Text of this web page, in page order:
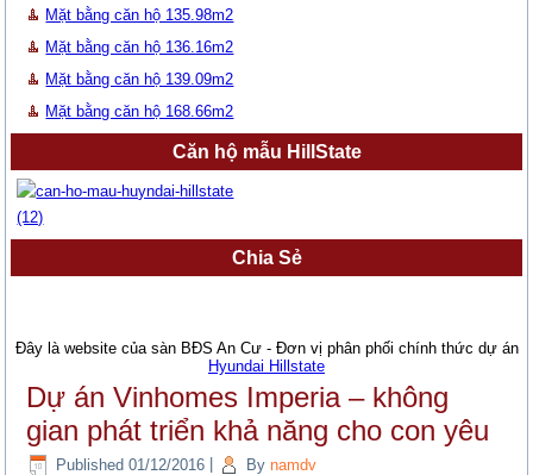
Mặt bằng căn hộ 135.98m2
Mặt bằng căn hộ 136.16m2
Mặt bằng căn hộ 139.09m2
Mặt bằng căn hộ 168.66m2
Căn hộ mẫu HillState
Chia Sẻ
Đây là website của sàn BĐS An Cư - Đơn vị phân phối chính thức dự án
Hyundai Hillstate
Dự án Vinhomes Imperia – không
gian phát triển khả năng cho con yêu
Published 01/12/2016 By namdv